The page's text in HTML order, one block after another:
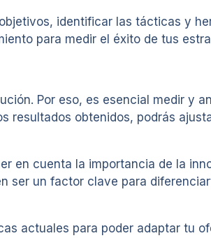
identificar las tácticas y
para medir el éxito de tus
Por eso, es esencial medir y
resultados obtenidos, podrás
en cuenta la importancia de la
ser un factor clave para
actuales para poder adaptar tu